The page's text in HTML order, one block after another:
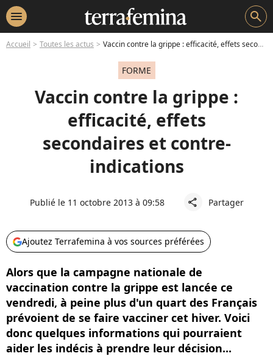
menu search
Accueil Toutes les actus Vaccin contre la grippe : efficacité, effets secondaires et contre-indications
FORME
Vaccin contre la grippe :
efficacité, effets
secondaires et contre-
indications
Publié le 11 octobre 2013 à 09:58 share Partager
Ajoutez Terrafemina à vos sources préférées
Alors que la campagne nationale de
vaccination contre la grippe est lancée ce
vendredi, à peine plus d'un quart des Français
prévoient de se faire vacciner cet hiver. Voici
donc quelques informations qui pourraient
aider les indécis à prendre leur décision...